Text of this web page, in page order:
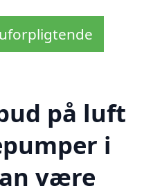
på luft
i
være